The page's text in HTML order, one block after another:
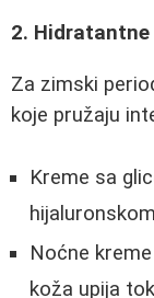
2.
Za zimski
koje pružaju
Kreme sa
Noćne
koža upija